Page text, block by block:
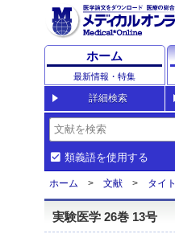
ホーム
最新情報・特集
詳細検索
類義語を使用する
ホーム 文献 タイ
実験医学 26巻 13号